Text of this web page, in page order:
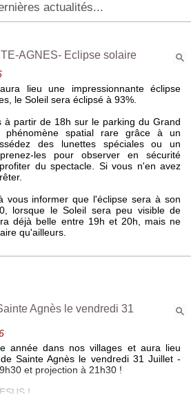
mairie:
AGENDA
08
août
Le Grésivaudan -
Conférence Musée La
actualités...
AGNES- Eclipse solaire
lieu une impressionnante éclipse
le Soleil sera éclipsé à 93%.
à partir de 18h sur le parking du Grand
spatial rare grâce à un
des lunettes spéciales ou un
les pour observer en sécurité
du spectacle. Si vous n'en avez
vous informer que l'éclipse sera à son
lorsque le Soleil sera peu visible de
déjà belle entre 19h et 20h, mais ne
Agnès le vendredi 31
année dans nos villages et aura lieu
Sainte Agnès le vendredi 31 Juillet -
et projection à 21h30 !